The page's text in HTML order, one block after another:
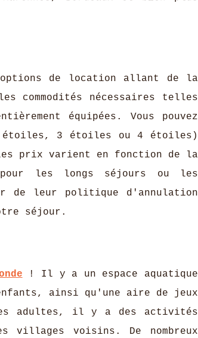
de location allant de la
commodités nécessaires telles
équipées. Vous pouvez
étoiles, 3 étoiles ou 4 étoiles)
prix varient en fonction de la
pour les longs séjours ou les
de leur politique d'annulation
séjour.
! Il y a un espace aquatique
ainsi qu'une aire de jeux
adultes, il y a des activités
villages voisins. De nombreux